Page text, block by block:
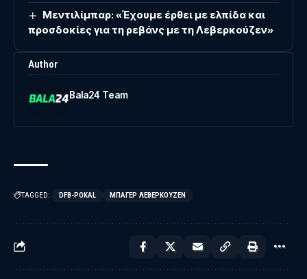
Μεντιλίμπαρ: «Έχουμε έρθει με ελπίδα και
προσδοκίες για τη ρεβάνς με τη Λεβερκούζεν»
Author
Bala24 Team
TAGGED: DFB-POKAL ΜΠΆΓΕΡ ΛΕΒΕΡΚΟΎΖΕΝ